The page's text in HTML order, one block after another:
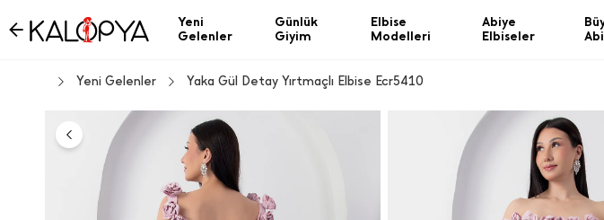
Yeni
Gelenler
Günlük
Giyim
Elbise
Modelleri
Abiye
Elbiseler
Yaka Gül Detay Yırtmaçlı Elbise Ecr5410
Yeni Gelenler